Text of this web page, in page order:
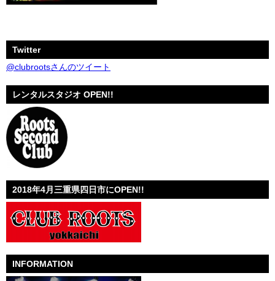
Twitter
@clubrootsさんのツイート
レンタルスタジオ OPEN!!
2018年4月三重県四日市にOPEN!!
INFORMATION